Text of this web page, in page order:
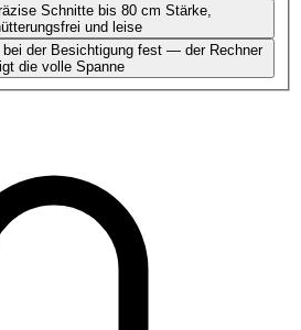
Schnitte bis 80 cm Stärke,
und leise
bei der Besichtigung fest — der Rechner
die volle Spanne